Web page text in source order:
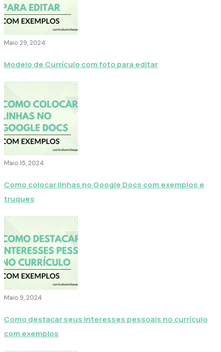
Maio 29, 2024
Modelo de Currículo com foto para editar
Maio 15, 2024
Como colocar linhas no Google Docs com exemplos e
truques
Maio 9, 2024
Como destacar seus interesses pessoais no currículo
com exemplos